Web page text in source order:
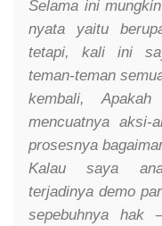
Selama ini
nyata yaitu
tetapi, kali ini
teman-teman
kembali,
mencuatnya
prosesnya
Kalau saya
terjadinya demo
sepebuhnya hak